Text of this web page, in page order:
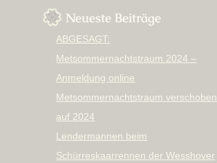
Neueste Beiträge
ABGESAGT:
Metsommernachtstraum 2024 –
Anmeldung online
Metsommernachtstraum verschoben
auf 2024
Lendermannen beim
Schürreskaarrennen der Wesshover